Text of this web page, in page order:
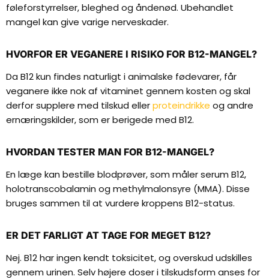
føleforstyrrelser, bleghed og åndenød. Ubehandlet
mangel kan give varige nerveskader.
HVORFOR ER VEGANERE I RISIKO FOR B12-MANGEL?
Da B12 kun findes naturligt i animalske fødevarer, får
veganere ikke nok af vitaminet gennem kosten og skal
derfor supplere med tilskud ellerproteindrikke og andre
ernæringskilder, som er berigede med B12.
HVORDAN TESTER MAN FOR B12-MANGEL?
En læge kan bestille blodprøver, som måler serum B12,
holotranscobalamin og methylmalonsyre (MMA). Disse
bruges sammen til at vurdere kroppens B12-status.
ER DET FARLIGT AT TAGE FOR MEGET B12?
Nej. B12 har ingen kendt toksicitet, og overskud udskilles
gennem urinen. Selv højere doser i tilskudsform anses for